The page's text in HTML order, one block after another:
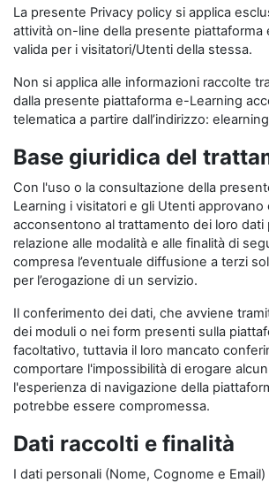
La presente Privacy policy si applica
attività on-line della presente piattaforma
valida per i visitatori/Utenti della stessa.
Non si applica alle informazioni raccolte
dalla presente piattaforma e-Learning
telematica a partire dall’indirizzo:
Base giuridica del
Con l'uso o la consultazione della
Learning i visitatori e gli Utenti
acconsentono al trattamento dei loro dati
relazione alle modalità e alle finalità di
compresa l’eventuale diffusione a terzi
per l’erogazione di un servizio.
Il conferimento dei dati, che avviene
dei moduli o nei form presenti sulla
facoltativo, tuttavia il loro mancato
comportare l'impossibilità di erogare
l'esperienza di navigazione della
potrebbe essere compromessa.
Dati raccolti e finalità
I dati personali (Nome, Cognome e